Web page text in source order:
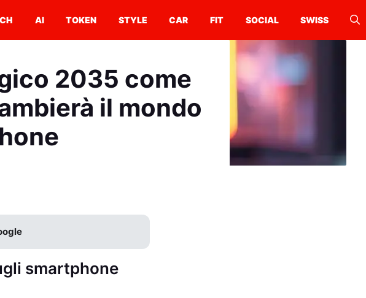
AI TOKEN STYLE CAR FIT SOCIAL SWISS
2035 come
il mondo
smartphone